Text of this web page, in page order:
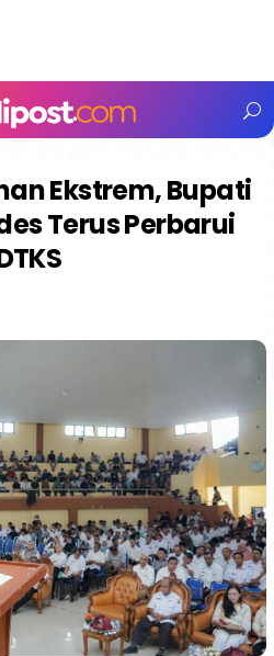
Ekstrem, Bupati
Terus Perbarui